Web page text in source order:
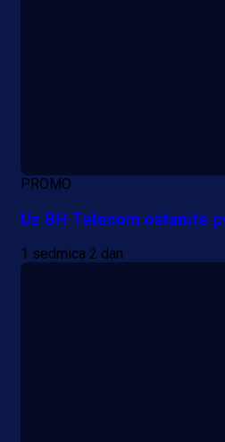
PROMO
Uz BH Telecom ostanite
1 sedmica 2 dan